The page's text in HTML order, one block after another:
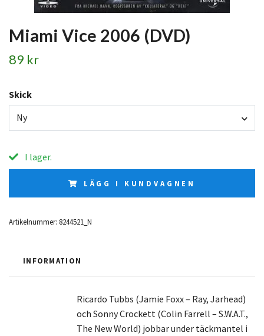
Miami Vice 2006 (DVD)
89 kr
Skick
Ny
I lager.
LÄGG I KUNDVAGNEN
Artikelnummer: 8244521_N
INFORMATION
Ricardo Tubbs (Jamie Foxx – Ray, Jarhead)
och Sonny Crockett (Colin Farrell – S.W.A.T.,
The New World) jobbar under täckmantel i